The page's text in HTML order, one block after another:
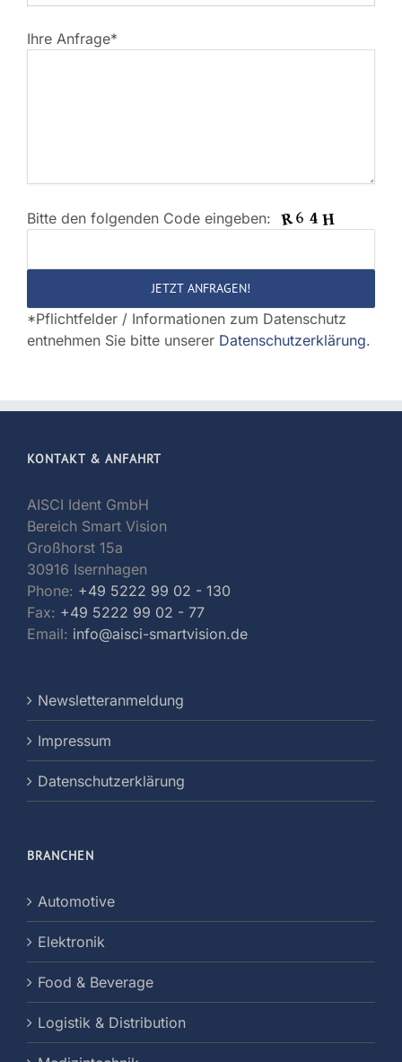
Ihre Anfrage*
Bitte
Feld
leer.
Bitte den folgenden Code eingeben:
*Pflichtfelder / Informationen zum Datenschutz
entnehmen Sie bitte unserer Datenschutzerklärung.
KONTAKT & ANFAHRT
AISCI Ident GmbH
Bereich Smart Vision
Großhorst 15a
30916 Isernhagen
Phone: +49 5222 99 02 - 130
Fax: +49 5222 99 02 - 77
Email: info@aisci-smartvision.de
Newsletteranmeldung
Impressum
Datenschutzerklärung
BRANCHEN
Automotive
Elektronik
Food & Beverage
Logistik & Distribution